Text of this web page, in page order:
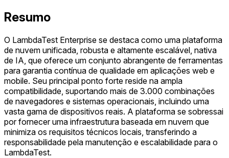
Resumo
O LambdaTest Enterprise se destaca como uma plataforma
de nuvem unificada, robusta e altamente escalável, nativa
de IA, que oferece um conjunto abrangente de ferramentas
para garantia contínua de qualidade em aplicações web e
mobile. Seu principal ponto forte reside na ampla
compatibilidade, suportando mais de 3.000 combinações
de navegadores e sistemas operacionais, incluindo uma
vasta gama de dispositivos reais. A plataforma se sobressai
por fornecer uma infraestrutura baseada em nuvem que
minimiza os requisitos técnicos locais, transferindo a
responsabilidade pela manutenção e escalabilidade para o
LambdaTest.